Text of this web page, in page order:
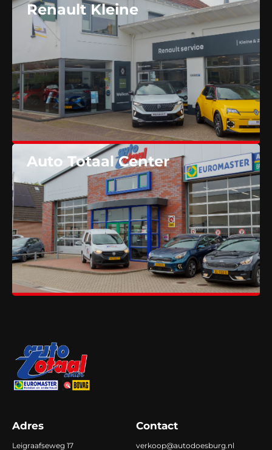
Renault Kleine
Auto Totaal Center
Adres
Leigraafseweg 17
Contact
verkoop@autodoesburg.nl